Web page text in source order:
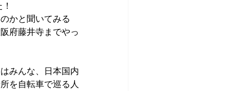
かと聞いてみる
府藤井寺までやっ
みんな、日本国内
を自転車で巡る人